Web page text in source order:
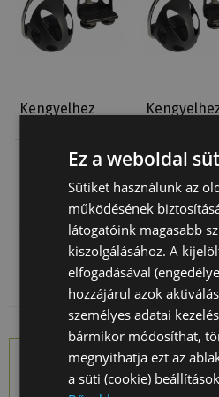
Kengyelhez
11 200 Ft
12 Cm
11 745 Ft
Ez a weboldal
Sütiket használunk az
működésének
látogatóink magasabb
kiszolgálásához. A
elfogadásával
hozzájárul azok
személyes adatai
bármikor módosíthat,
megnyithatja ezt az
a süti (cookie)